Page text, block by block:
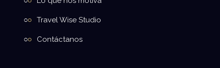
Travel Wise Studio
Contáctanos